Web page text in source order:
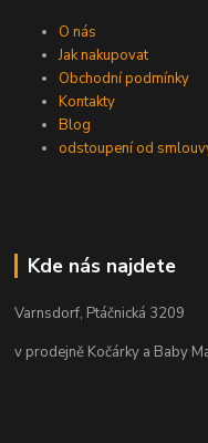
O nás
Jak nakupovat
Obchodní podmínky
Kontakty
Blog
odstoupení od
Kde nás najdete
Varnsdorf, Ptáčnická 3209
v prodejně Kočárky a Baby